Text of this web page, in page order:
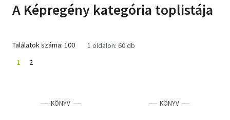
Erotika
Hobbi, szabadidő
Művészet
A Képregény kategória toplistája
Találatok száma: 100
1 oldalon: 60 db
1
2
KÖNYV KÖNYV